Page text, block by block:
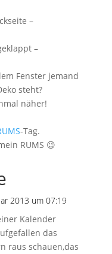
–
–
Fenster jemand
steht?
näher!
-Tag.
RUMS 😉
2013 um 07:19
Kalender
das
raus schauen,das